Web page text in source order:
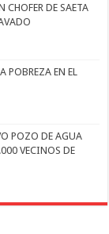
DE SAETA
POBREZA EN EL
POZO DE AGUA
VECINOS DE